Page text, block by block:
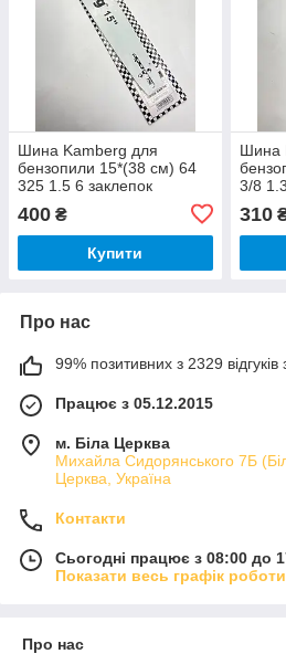
Шина Kamberg для
бензопили 15*(38 см) 64
325 1.5 6 заклепок
400 ₴
Купити
Шина
3/8 1.3
310
Про нас
99% позитивних з 2329 відгуків
Працює з 05.12.2015
м. Біла Церква
Михайла Сидорянського 7Б
Церква, Україна
Контакти
Сьогодні працює з 08:00 до
Показати весь графік роботи
Про нас